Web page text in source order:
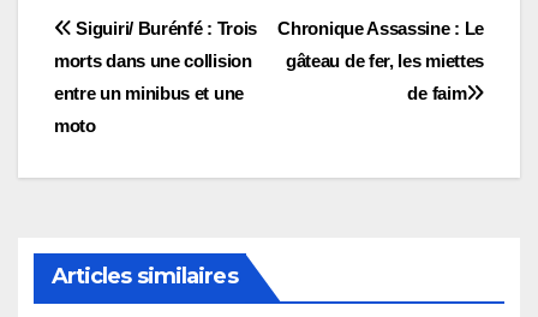
Navigation
de
l’article
Chronique Assassine : Le
gâteau de fer, les miettes
de faim
Siguiri/ Burénfé : Trois
morts dans une collision
entre un minibus et une
moto
Articles similaires